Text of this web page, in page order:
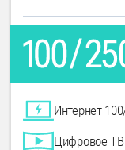
Интернет
Цифровое ТВ